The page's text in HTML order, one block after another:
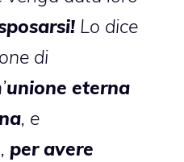
Lo dice
di
unione eterna
, e
per avere